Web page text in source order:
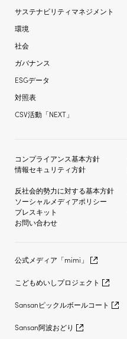
サステナビリティマネジメント
環境
社会
ガバナンス
ESGデータ
対照表
CSV活動「NEXT」
コンプライアンス基本方針
情報セキュリティ方針
反社会的勢力に対する基本方針
ソーシャルメディアポリシー
プレスキット
お問い合わせ
公式メディア「mimi」
こどもめいしプロジェクト
Sansanピックルボールコート
Sansan阿波おどり